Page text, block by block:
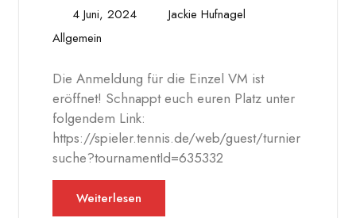
4 Juni, 2024
Jackie Hufnagel
Allgemein
Die Anmeldung für die Einzel VM ist
eröffnet! Schnappt euch euren Platz unter
folgendem Link:
https://spieler.tennis.de/web/guest/turnier
suche?tournamentId=635332
Weiterlesen